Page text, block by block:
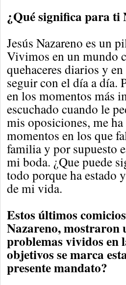
¿Qué significa para ti
Jesús Nazareno es un
Vivimos en un mundo
quehaceres diarios y
seguir con el día a día.
en los momentos más
escuchado cuando le
mis oposiciones, me
momentos en los que
familia y por supuesto
mi boda. ¿Que puede
todo porque ha estado
de mi vida.
Estos últimos
Nazareno, mostraron
problemas vividos en
objetivos se marca
presente mandato?